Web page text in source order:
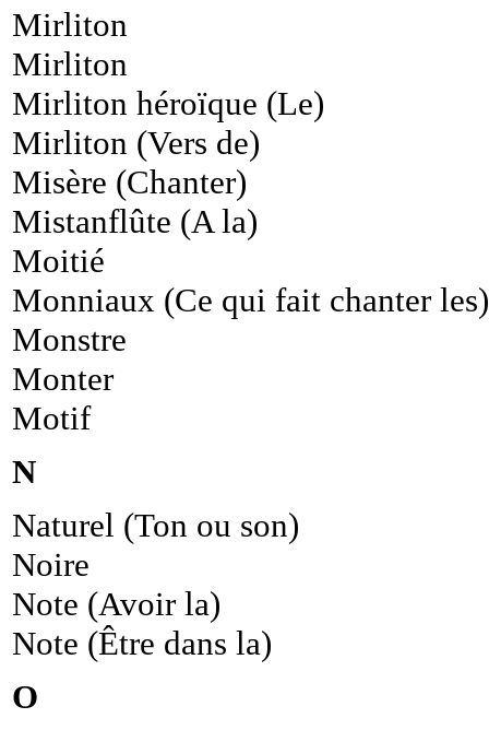
Mirliton
Mirliton
Mirliton héroïque (Le)
Mirliton (Vers de)
Misère (Chanter)
Mistanflûte (A la)
Moitié
Monniaux (Ce qui fait chanter les)
Monstre
Monter
Motif
N
Naturel (Ton ou son)
Noire
Note (Avoir la)
Note (Être dans la)
O